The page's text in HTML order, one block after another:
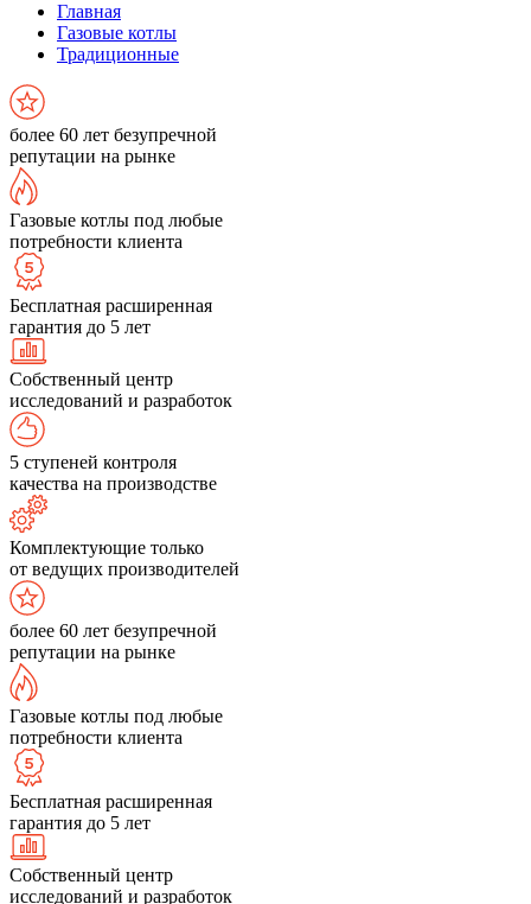
Главная
Газовые котлы
Традиционные
более 60 лет безупречной
репутации на рынке
Газовые котлы под любые
потребности клиента
Бесплатная расширенная
гарантия до 5 лет
Собственный центр
исследований и разработок
5 ступеней контроля
качества на производстве
Комплектующие только
от ведущих производителей
более 60 лет безупречной
репутации на рынке
Газовые котлы под любые
потребности клиента
Бесплатная расширенная
гарантия до 5 лет
Собственный центр
исследований и разработок